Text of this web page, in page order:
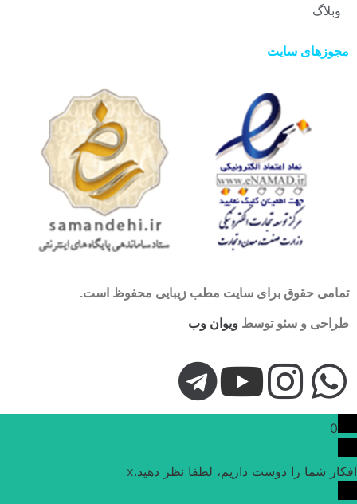
وبلاگ
مجوزهای سایت
تمامی حقوق برای سایت مطب زیبایی محفوظ است.
طراحی و سئو توسط ویوان وب
0
افکار شما را دوست داریم، لطفا نظر دهید.x